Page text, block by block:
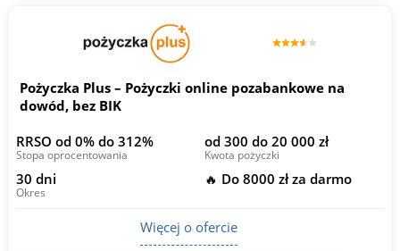
Pożyczka Plus – Pożyczki online pozabankowe na
dowód, bez BIK
RRSO od 0% do 312%
Stopa oprocentowania
od 300 do 20 000 zł
Kwota pożyczki
30 dni
Okres
🔥 Do 8000 zł za darmo
Więcej o ofercie